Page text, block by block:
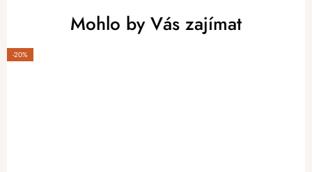
Mohlo by Vás zajímat
-20%